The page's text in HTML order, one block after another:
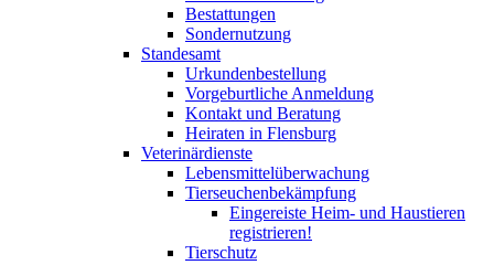
Bestattungen
Sondernutzung
Standesamt
Urkundenbestellung
Vorgeburtliche Anmeldung
Kontakt und Beratung
Heiraten in Flensburg
Veterinärdienste
Lebensmittelüberwachung
Tierseuchenbekämpfung
Eingereiste Heim- und Haustieren
registrieren!
Tierschutz